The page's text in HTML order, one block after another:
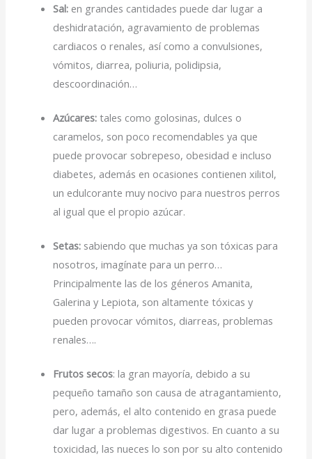
Sal: en grandes cantidades puede dar lugar a
deshidratación, agravamiento de problemas
cardiacos o renales, así como a convulsiones,
vómitos, diarrea, poliuria, polidipsia,
descoordinación…
Azúcares:tales como golosinas, dulces o
caramelos, son poco recomendables ya que
puede provocar sobrepeso, obesidad e incluso
diabetes, además en ocasiones contienen xilitol,
un edulcorante muy nocivo para nuestros perros
al igual que el propio azúcar.
Setas: sabiendo que muchas ya son tóxicas para
nosotros, imagínate para un perro…
Principalmente las de los géneros Amanita,
Galerina y Lepiota, son altamente tóxicas y
pueden provocar vómitos, diarreas, problemas
renales….
Frutos secos: la gran mayoría, debido a su
pequeño tamaño son causa de atragantamiento,
pero, además, el alto contenido en grasa puede
dar lugar a problemas digestivos. En cuanto a su
toxicidad, las nueces lo son por su alto contenido